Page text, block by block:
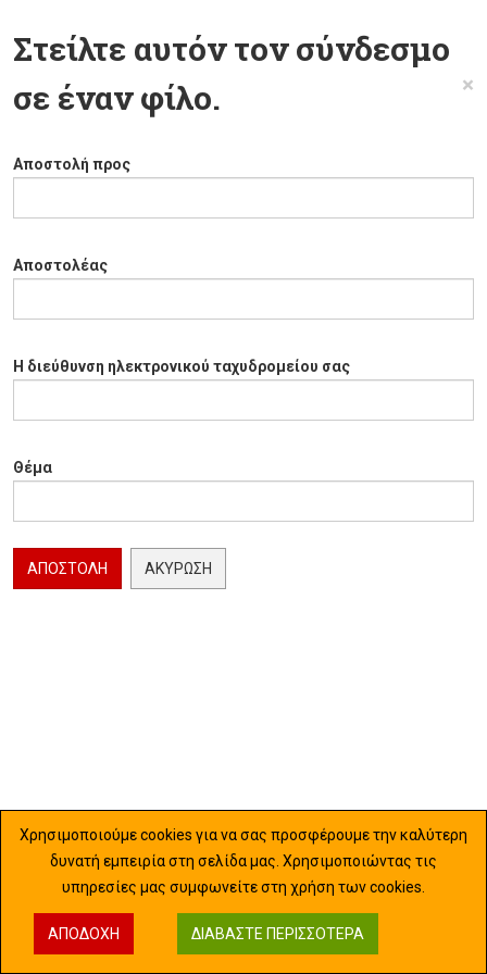
Στείλτε αυτόν τον σύνδεσμο
σε έναν φίλο.
×
Αποστολή προς
Αποστολέας
Η διεύθυνση ηλεκτρονικού ταχυδρομείου σας
Θέμα
ΑΠΟΣΤΟΛΉ ΑΚΎΡΩΣΗ
Χρησιμοποιούμε cookies για να σας προσφέρουμε την καλύτερη
δυνατή εμπειρία στη σελίδα μας. Χρησιμοποιώντας τις
υπηρεσίες μας συμφωνείτε στη χρήση των cookies.
ΑΠΟΔΟΧΉ ΔΙΑΒΆΣΤΕ ΠΕΡΙΣΣΌΤΕΡΑ